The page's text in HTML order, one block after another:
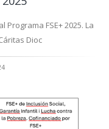
Programa FSE+ 2025. La
Dioc